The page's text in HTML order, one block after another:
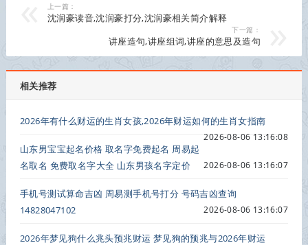
上一篇：
沈润豪读音,沈润豪打分,沈润豪相关简介解释
下一篇：
讲座造句,讲座组词,讲座的意思及造句
相关推荐
2026年有什么财运的生肖女孩,2026年财运如何的生肖女指南
2026-08-06 13:16:08
山东男宝宝起名价格 取名字免费起名 周易起
名取名 免费取名字大全 山东男孩名字定价
2026-08-06 13:16:07
手机号测试算命吉凶 周易测手机号打分 号码吉凶查询
14828047102
2026-08-06 13:16:07
2026年梦见狗什么兆头预兆财运 梦见狗的预兆与2026年财运